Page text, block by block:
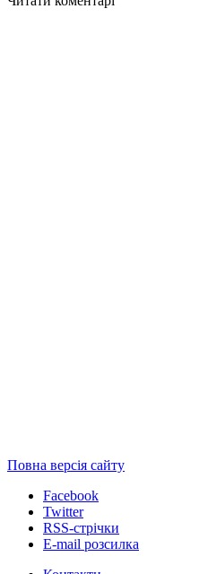
Повна версія сайту
Facebook
Twitter
RSS-стрічки
E-mail розсилка